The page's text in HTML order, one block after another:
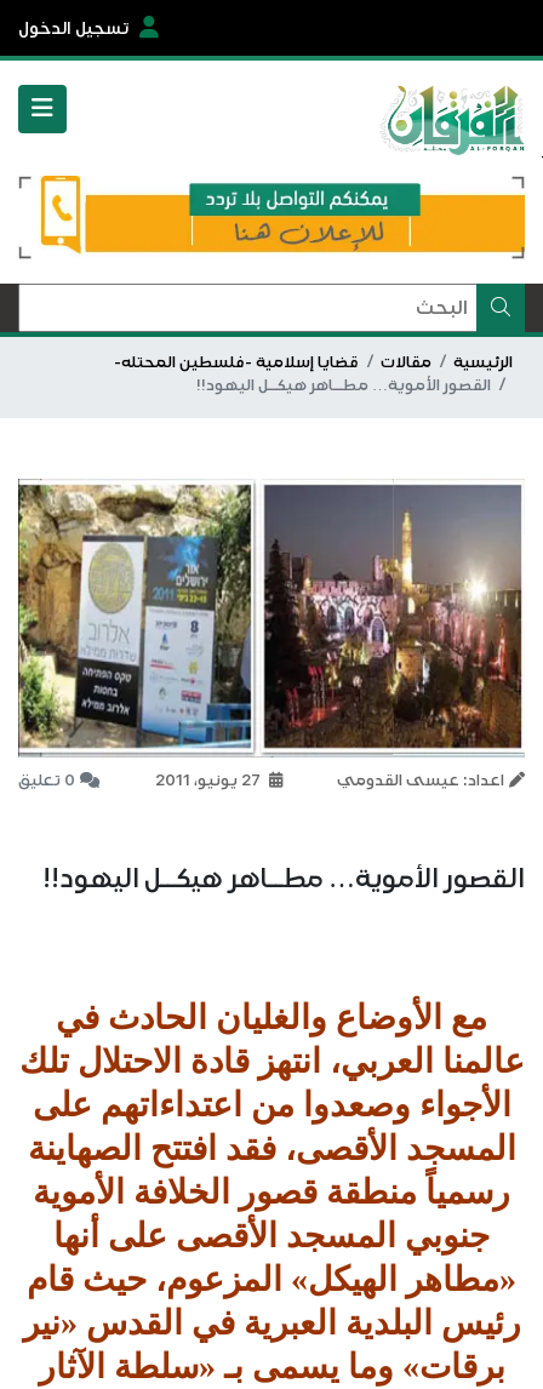
تسجيل الدخول
الرئيسية مقالات
قضايا إسلامية -فلسطين المحتله-
القصور الأموية… مطــاهر هيكــل اليهود!!
اعداد: عيسى القدومي 0 تعليق
القصور الأموية… مطــاهر هيكــل اليهود!!
مع الأوضاع والغليان الحادث في
عالمنا العربي، انتهز قادة الاحتلال تلك
الأجواء وصعدوا من اعتداءاتهم على
المسجد الأقصى، فقد افتتح الصهاينة
رسمياً منطقة قصور الخلافة الأموية
جنوبي المسجد الأقصى على أنها
«مطاهر الهيكل» المزعوم، حيث قام
رئيس البلدية العبرية في القدس «نير
برقات» وما يسمى بـ «سلطة الآثار